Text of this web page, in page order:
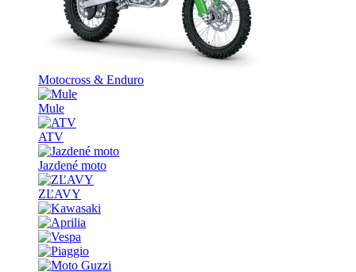
Motocross & Enduro
Mule
ATV
Jazdené moto
ZĽAVY